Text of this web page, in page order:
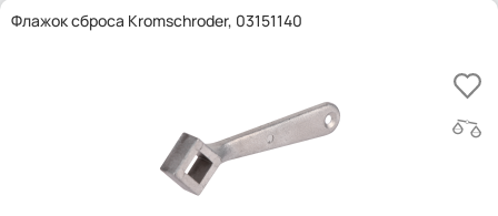
Флажок сброса Kromschroder, 03151140